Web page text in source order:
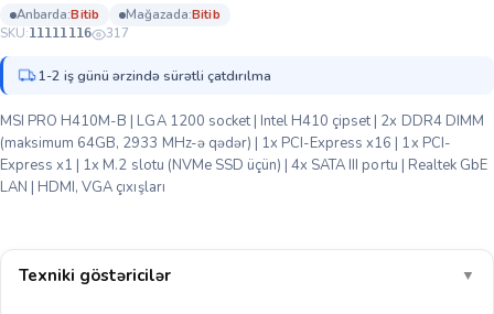
anbarda: bi̇ti̇b mağazada: bi̇ti̇b
SKU:11111116 317
1-2 iş günü ərzində sürətli çatdırılma
MSI PRO H410M-B | LGA 1200 socket | Intel H410 çipset | 2x DDR4 DIMM
(maksimum 64GB, 2933 MHz-ə qədər) | 1x PCI-Express x16 | 1x PCI-
Express x1 | 1x M.2 slotu (NVMe SSD üçün) | 4x SATA III portu | Realtek GbE
LAN | HDMI, VGA çıxışları
Texniki göstəricilər ▼